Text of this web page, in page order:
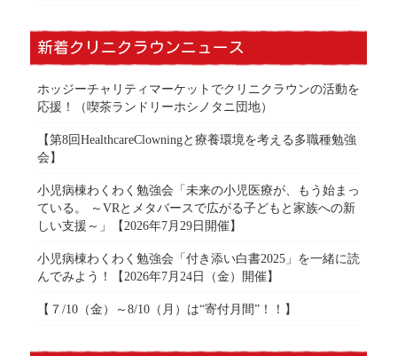
新着クリニクラウンニュース
ホッジーチャリティマーケットでクリニクラウンの活動を
応援！（喫茶ランドリーホシノタニ団地）
【第8回HealthcareClowningと療養環境を考える多職種勉強
会】
小児病棟わくわく勉強会「未来の小児医療が、もう始まっ
ている。 ～VRとメタバースで広がる子どもと家族への新
しい支援～」【2026年7月29日開催】
小児病棟わくわく勉強会「付き添い白書2025」を一緒に読
んでみよう！【2026年7月24日（金）開催】
【７/10（金）～8/10（月）は“寄付月間”！！】